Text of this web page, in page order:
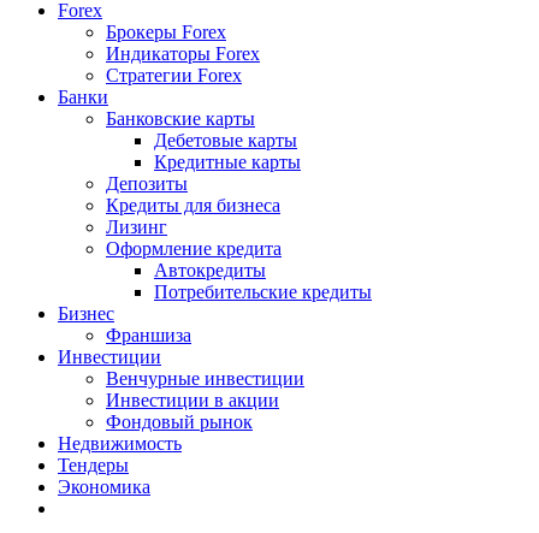
Forex
Брокеры Forex
Индикаторы Forex
Стратегии Forex
Банки
Банковские карты
Дебетовые карты
Кредитные карты
Депозиты
Кредиты для бизнеса
Лизинг
Оформление кредита
Автокредиты
Потребительские кредиты
Бизнес
Франшиза
Инвестиции
Венчурные инвестиции
Инвестиции в акции
Фондовый рынок
Недвижимость
Тендеры
Экономика